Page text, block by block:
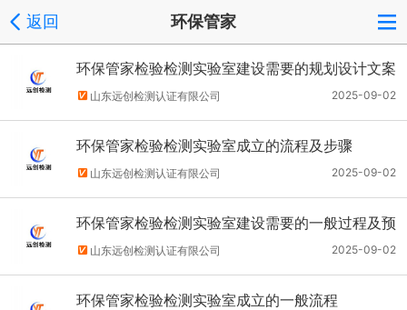
返回 环保管家
环保管家检验检测实验室建设需要的规划设计文案
2025-09-02
山东远创检测认证有限公司
环保管家检验检测实验室成立的流程及步骤
2025-09-02
山东远创检测认证有限公司
环保管家检验检测实验室建设需要的一般过程及预
算
2025-09-02
山东远创检测认证有限公司
环保管家检验检测实验室成立的一般流程